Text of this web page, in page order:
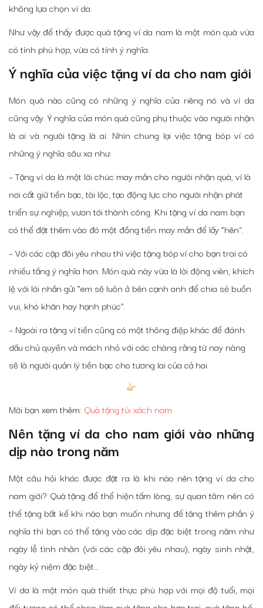
không lựa chọn ví da.
Như vậy để thấy được quà tặng ví da nam là một món quà vừa
có tính phù hợp, vừa có tính ý nghĩa.
Ý nghĩa của việc tặng ví da cho nam giới
Món quà nào cũng có những ý nghĩa của riêng nó và ví da
cũng vậy. Ý nghĩa của món quà cũng phụ thuộc vào người nhận
là ai và người tặng là ai. Nhìn chung lại việc tặng bóp ví có
những ý nghĩa sâu xa như:
– Tặng ví da là một lời chúc may mắn cho người nhận quà, ví là
nơi cất giữ tiền bạc, tài lộc, tạo động lực cho người nhận phát
triển sự nghiệp, vươn tới thành công. Khi tặng ví da nam bạn
có thể đặt thêm vào đó một đồng tiền may mắn để lấy “hên”.
– Với các cặp đôi yêu nhau thì việc tặng bóp ví cho bạn trai có
nhiều tầng ý nghĩa hơn. Món quà này vừa là lời động viên, khích
lệ với lời nhắn gửi “em sẽ luôn ở bên cạnh anh để chia sẻ buồn
vui, khó khăn hay hạnh phúc”.
– Ngoài ra tặng ví tiền cũng có một thông điệp khác để đánh
dấu chủ quyền và mách nhỏ với các chàng rằng từ nay nàng
sẽ là người quản lý tiền bạc cho tương lai của cả hai.
Mời bạn xem thêm: Quà tặng túi xách nam
Nên tặng ví da cho nam giới vào những
dịp nào trong năm
Một câu hỏi khác được đặt ra là khi nào nên tặng ví da cho
nam giới? Quà tặng để thể hiện tấm lòng, sự quan tâm nên có
thể tặng bất kể khi nào bạn muốn nhưng để tăng thêm phần ý
nghĩa thì bạn có thể tặng vào các dịp đặc biệt trong năm như
ngày lễ tình nhân (với các cặp đôi yêu nhau), ngày sinh nhật,
ngày kỷ niệm đặc biệt…
Ví da là một món quà thiết thực phù hợp với mọi độ tuổi, mọi